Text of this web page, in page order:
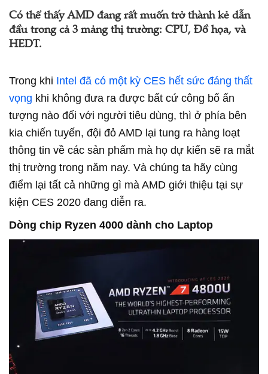
Có thể thấy AMD đang rất muốn trở thành kẻ dẫn
đầu trong cả 3 mảng thị trường: CPU, Đồ họa, và
HEDT.
Trong khi Intel đã có một kỳ CES hết sức đáng thất
vọng khi không đưa ra được bất cứ công bố ấn
tượng nào đối với người tiêu dùng, thì ở phía bên
kia chiến tuyến, đội đỏ AMD lại tung ra hàng loạt
thông tin về các sản phấm mà họ dự kiến sẽ ra mắt
thị trường trong năm nay. Và chúng ta hãy cùng
điểm lại tất cả những gì mà AMD giới thiệu tại sự
kiện CES 2020 đang diễn ra.
Dòng chip Ryzen 4000 dành cho Laptop